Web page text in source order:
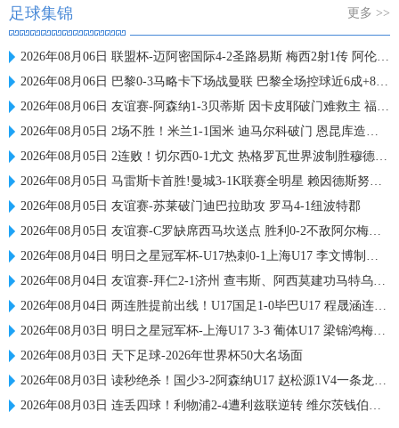
足球集锦 更多 >>
2026年08月06日 联盟杯-迈阿密国际4-2圣路易斯 梅西2射1传 阿伦助攻戴帽
2026年08月06日 巴黎0-3马略卡下场战曼联 巴黎全场控球近6成+8射3正未果
2026年08月06日 友谊赛-阿森纳1-3贝蒂斯 因卡皮耶破门难救主 福纳尔斯1射2传
2026年08月05日 2场不胜！米兰1-1国米 迪马尔科破门 恩昆库造点+点射拉莫斯登场
2026年08月05日 2连败！切尔西0-1尤文 热格罗瓦世界波制胜穆德里克时隔614天复出
2026年08月05日 马雷斯卡首胜!曼城3-1K联赛全明星 赖因德斯努里破门塞梅尼奥助攻
2026年08月05日 友谊赛-苏莱破门迪巴拉助攻 罗马4-1纽波特郡
2026年08月05日 友谊赛-C罗缺席西马坎送点 胜利0-2不敌阿尔梅里亚
2026年08月04日 明日之星冠军杯-U17热刺0-1上海U17 李文博制胜球
2026年08月04日 友谊赛-拜仁2-1济州 查韦斯、阿西莫建功马特乌斯彩虹过人送助攻
2026年08月04日 两连胜提前出线！U17国足1-0毕巴U17 程晟涵连场破门赵松源中楣
2026年08月03日 明日之星冠军杯-上海U17 3-3 葡体U17 梁锦鸿梅开二度
2026年08月03日 天下足球-2026年世界杯50大名场面
2026年08月03日 读秒绝杀！国少3-2阿森纳U17 赵松源1V4一条龙+造乌龙 程晟涵绝杀
2026年08月03日 连丢四球！利物浦2-4遭利兹联逆转 维尔茨钱伯斯破门凯尔凯兹失误